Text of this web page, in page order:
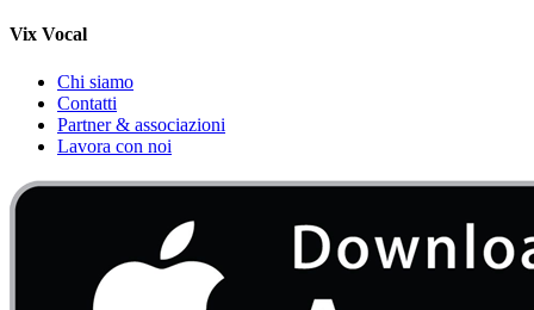
Vix Vocal
Chi siamo
Contatti
Partner & associazioni
Lavora con noi